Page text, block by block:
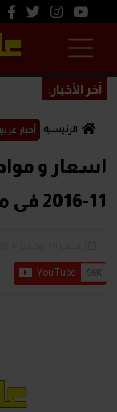
آخر الأخبار:
الرئيسية أخبار
11-2016 فى مصر